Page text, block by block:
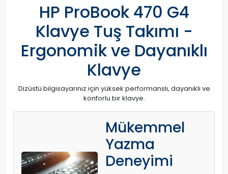
HP ProBook 470 G4
Klavye Tuş Takımı -
Ergonomik ve Dayanıklı
Klavye
Dizüstü bilgisayarınız için yüksek performanslı, dayanıklı ve
konforlu bir klavye.
Mükemmel
Yazma
Deneyimi